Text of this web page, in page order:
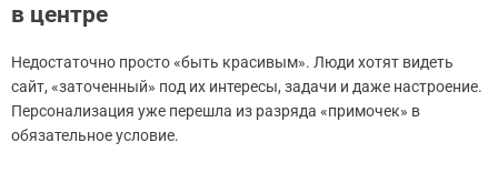
в центре
Недостаточно просто «быть красивым». Люди хотят видеть
сайт, «заточенный» под их интересы, задачи и даже настроение.
Персонализация уже перешла из разряда «примочек» в
обязательное условие.